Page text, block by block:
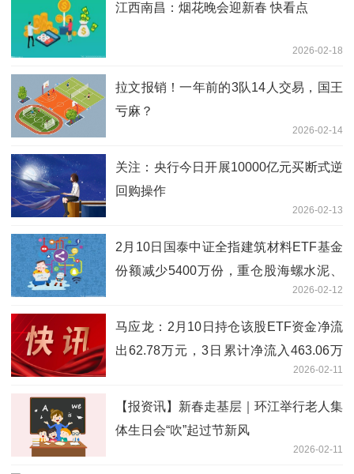
江西南昌：烟花晚会迎新春 快看点
2026-02-18
拉文报销！一年前的3队14人交易，国王
亏麻？
2026-02-14
关注：央行今日开展10000亿元买断式逆
回购操作
2026-02-13
2月10日国泰中证全指建筑材料ETF基金
份额减少5400万份，重仓股海螺水泥、
2026-02-12
马应龙：2月10日持仓该股ETF资金净流
出62.78万元，3日累计净流入463.06万
2026-02-11
【报资讯】新春走基层｜环江举行老人集
体生日会“吹”起过节新风
2026-02-11